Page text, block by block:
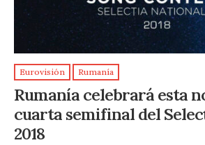
Eurovisión Rumanía
Rumanía celebrará esta
cuarta semifinal del
2018